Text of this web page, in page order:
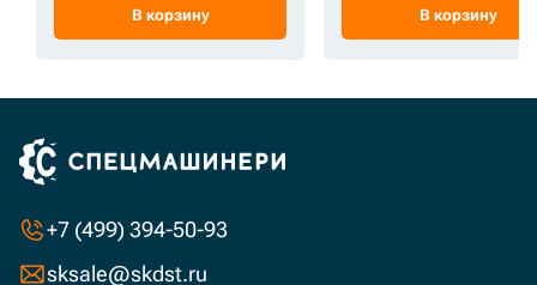
В корзину В корзину
+7 (499) 394-50-93
sksale@skdst.ru